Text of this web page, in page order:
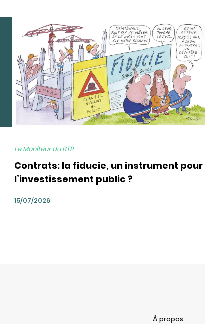
Le Moniteur du BTP
Contrats: la fiducie, un instrument pour
l’investissement public ?
15/07/2026
À propos